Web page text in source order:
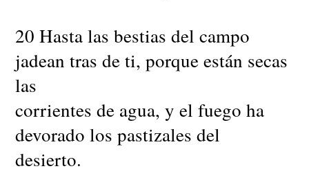
20 Hasta las bestias del campo
jadean tras de ti, porque están secas
las
corrientes de agua, y el fuego ha
devorado los pastizales del
desierto.